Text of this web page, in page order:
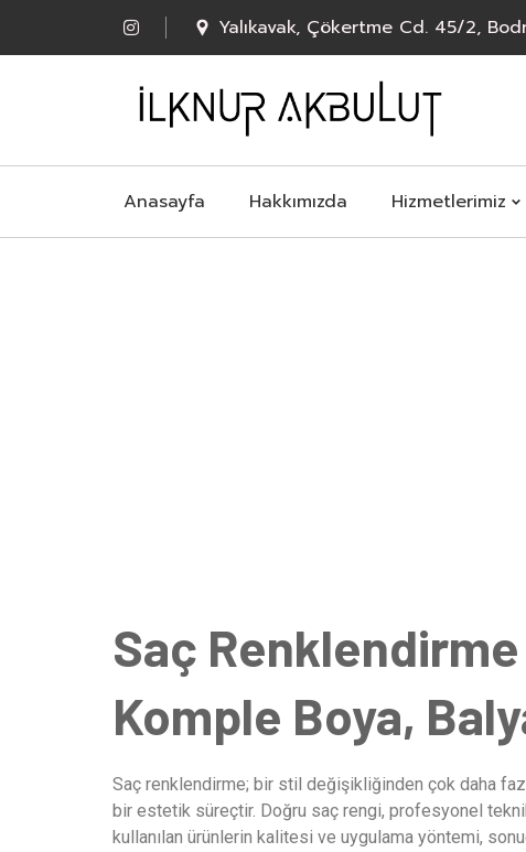
Yalıkavak, Çökertme Cd. 45/2,
Anasayfa Hakkımızda Hizmetlerimiz
Saç
Komple Boya,
Saç renklendirme; bir stil değişikliğinden çok daha
bir estetik süreçtir. Doğru saç rengi, profesyonel
kullanılan ürünlerin kalitesi ve uygulama yöntemi,